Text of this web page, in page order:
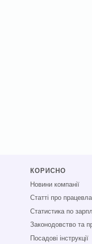
КОРИСНО
Новини компанії
Статті про
Статистика по
Законодовство та
Посадові інструкції